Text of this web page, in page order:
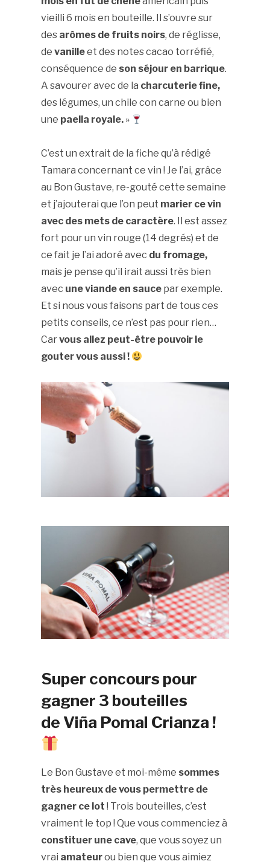
vieilli 6 mois en bouteille. Il s’ouvre sur
des arômes de fruits noirs, de réglisse,
de vanilleet des notes cacao torréfié,
conséquence de son séjour en barrique.
A savourer avec de la charcuterie fine,
des légumes, un chile con carne ou bien
une paella royale.»
C’est un extrait de la fiche qu’à rédigé
Tamara concernant ce vin ! Je l’ai, grâce
au Bon Gustave, re-gouté cette semaine
et j’ajouterai que l’on peut marier ce vin
avec des mets de caractère. Il est assez
fort pour un vin rouge (14 degrés) et de
ce fait je l’ai adoré avec du fromage,
mais je pense qu’il irait aussi très bien
avec une viande en saucepar exemple.
Et si nous vous faisons part de tous ces
petits conseils, ce n’est pas pour rien…
Carvous allez peut-être pouvoir le
gouter vous aussi !
Super concours pour
gagner 3 bouteilles
de Viña Pomal Crianza !
Le Bon Gustave et moi-même sommes
très heureux de vous permettre de
gagner ce lot ! Trois bouteilles, c’est
vraiment le top ! Que vous commenciez à
constituer une cave, que vous soyez un
vrai amateurou bien que vous aimiez